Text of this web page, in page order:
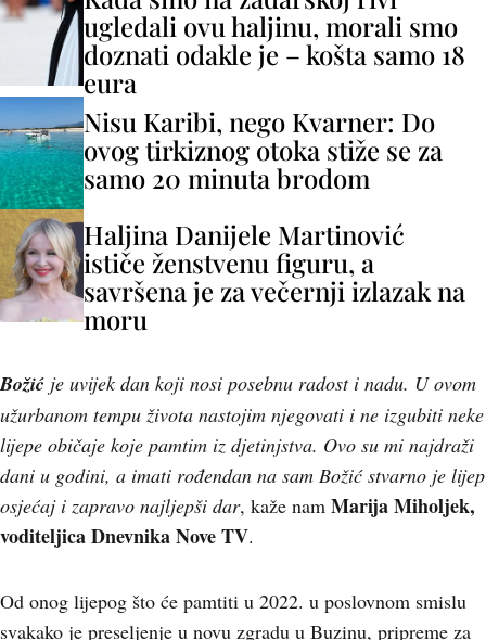
ugledali ovu haljinu, morali smo
doznati odakle je – košta samo 18
eura
Nisu Karibi, nego Kvarner: Do
ovog tirkiznog otoka stiže se za
samo 20 minuta brodom
Haljina Danijele Martinović
ističe ženstvenu figuru, a
savršena je za večernji izlazak na
moru
Božić je uvijek dan koji nosi posebnu radost i nadu. U ovom
užurbanom tempu života nastojim njegovati i ne izgubiti neke
lijepe običaje koje pamtim iz djetinjstva. Ovo su mi najdraži
dani u godini, a imati rođendan na sam Božić stvarno je lijep
osjećaj i zapravo najljepši dar, kaže nam Marija Miholjek,
voditeljica Dnevnika Nove TV.
Od onog lijepog što će pamtiti u 2022. u poslovnom smislu
svakako je preseljenje u novu zgradu u Buzinu, pripreme za